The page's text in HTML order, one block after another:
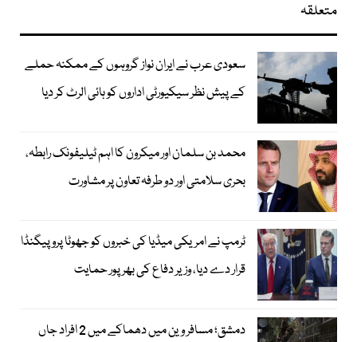
متعلقہ
سعودی عرب نے ایران نواز گروہوں کے ممکنہ حملے
کے پیش نظر سیکیورٹی اداروں کو ہائی الرٹ کر دیا
محمد بن سلمان اور میکرون کا اہم ٹیلیفونک رابطہ،
بحری سلامتی اور دو طرفہ تعاون پر مشاورت
ٹرمپ نے امریکی میڈیا کی خبروں کو جھوٹا پروپیگنڈا
قرار دے دیا، وزیر دفاع کی بھرپور حمایت
دمشق؛ مسافر وین میں دھماکے میں 2 افراد جاں